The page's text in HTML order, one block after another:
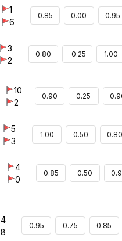
1
6
0.85 0.00 0.95
3
2
0.80 -0.25 1.00
10
2
0.90 0.25
5
3
1.00 0.50 0.80
4
0
0.85 0.50
4
8
0.95 0.75 0.85